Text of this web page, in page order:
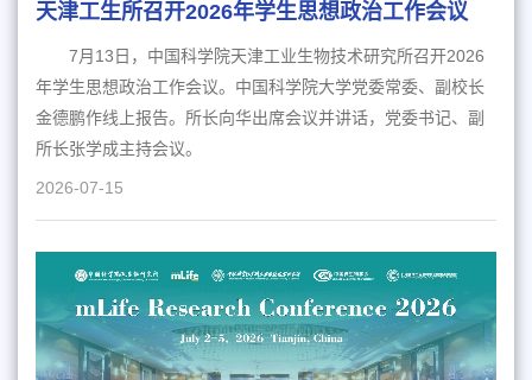
天津工生所召开2026年学生思想政治工作会议
7月13日，中国科学院天津工业生物技术研究所召开2026
年学生思想政治工作会议。中国科学院大学党委常委、副校长
金德鹏作线上报告。所长向华出席会议并讲话，党委书记、副
所长张学成主持会议。
2026-07-15